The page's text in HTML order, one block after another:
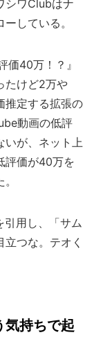
シワClubはナ
している。
40万！？』
たけど2万や
定する拡張の
動画の低評
いが、ネット上
評価が40万を
用し、「サム
つな。テオく
気持ちで起